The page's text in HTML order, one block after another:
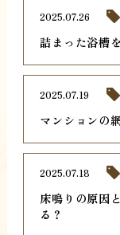
詰まった浴槽
2025.07.26
マンションの
2025.07.19
床鳴りの原因
る？
2025.07.18